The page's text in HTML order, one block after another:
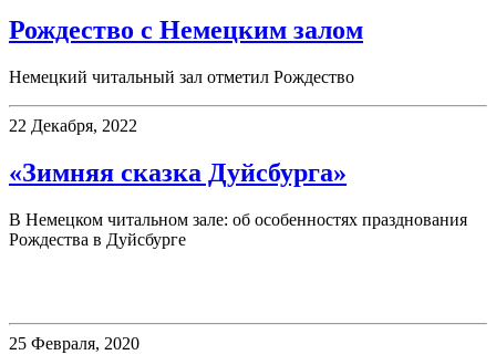
Рождество с Немецким залом
Немецкий читальный зал отметил Рождество
22 Декабря, 2022
«Зимняя сказка Дуйсбурга»
В Немецком читальном зале: об особенностях празднования
Рождества в Дуйсбурге
25 Февраля, 2020